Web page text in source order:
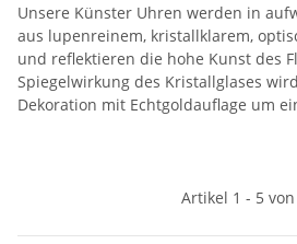
Unsere Künster Uhren werden in
aus lupenreinem, kristallklarem,
und reflektieren die hohe Kunst des
Spiegelwirkung des Kristallglases
Dekoration mit Echtgoldauflage um
Artikel 1 - 5 von